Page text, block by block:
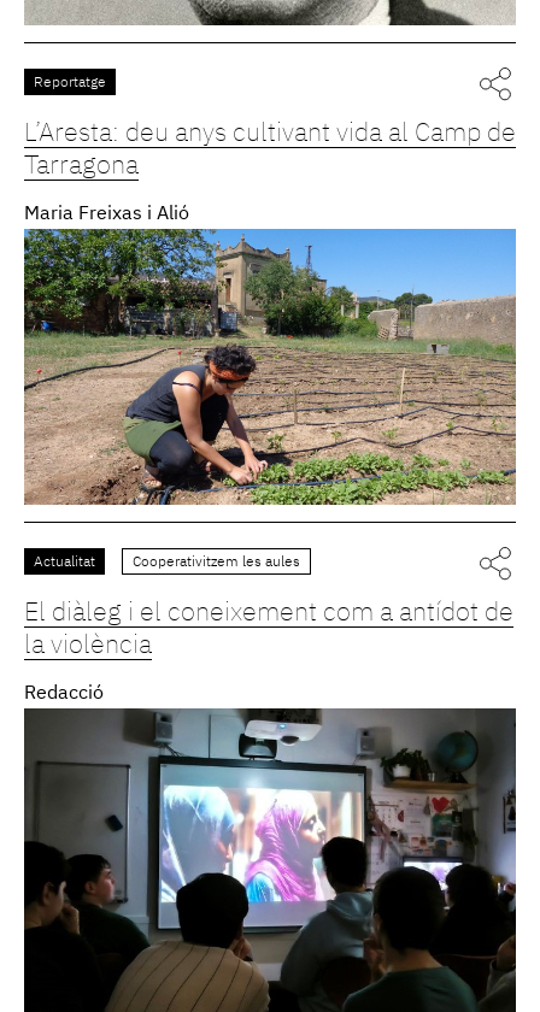
Reportatge
L’Aresta: deu anys cultivant vida al Camp de
Tarragona
Maria Freixas i Alió
Actualitat Cooperativitzem les aules
El diàleg i el coneixement com a antídot de
la violència
Redacció